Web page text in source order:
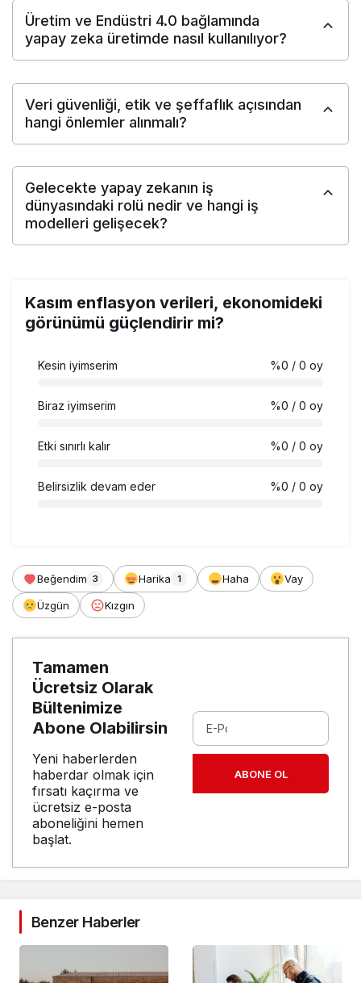
Üretim ve Endüstri 4.0 bağlamında
yapay zeka üretimde nasıl kullanılıyor?
Veri güvenliği, etik ve şeffaflık açısından
hangi önlemler alınmalı?
Gelecekte yapay zekanın iş
dünyasındaki rolü nedir ve hangi iş
modelleri gelişecek?
Kasım enflasyon verileri, ekonomideki
görünümü güçlendirir mi?
Kesin iyimserim %0 / 0 oy
Biraz iyimserim %0 / 0 oy
Etki sınırlı kalır %0 / 0 oy
Belirsizlik devam eder %0 / 0 oy
Beğendim 3 Harika 1 Haha Vay
Üzgün Kızgın
Tamamen
Ücretsiz Olarak
Bültenimize
Abone Olabilirsin
Yeni haberlerden
haberdar olmak için
fırsatı kaçırma ve
ücretsiz e-posta
aboneliğini hemen
başlat.
ABONE OL
Benzer Haberler